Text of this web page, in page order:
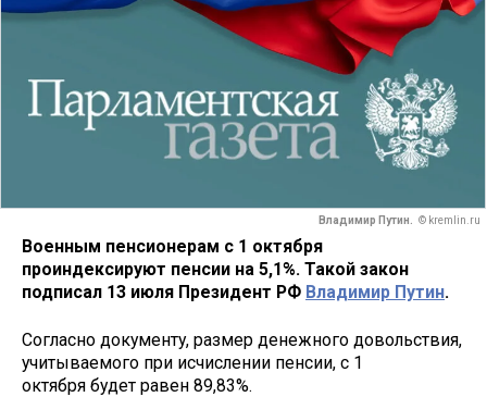
Владимир Путин. © kremlin.ru
Военным пенсионерам с 1 октября
проиндексируют пенсии на 5,1%. Такой закон
подписал 13 июля Президент РФ Владимир Путин.
Согласно документу, размер денежного довольствия,
учитываемого при исчислении пенсии, с 1
октября будет равен 89,83%.